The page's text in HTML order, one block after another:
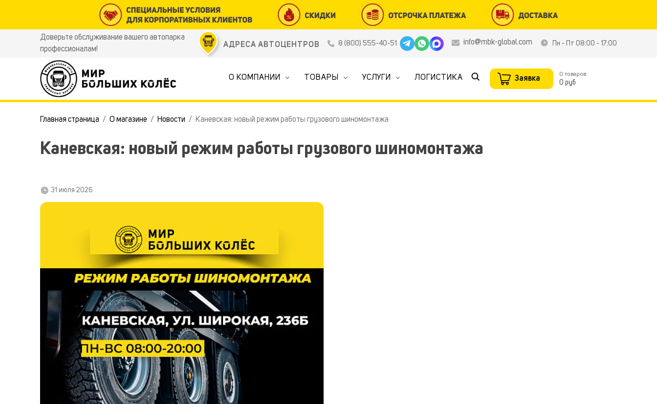
Доверьте обслуживание вашего автопарка
профессионалам!
АДРЕСА АВТОЦЕНТРОВ 8 (800) 555-40-51 info@mbk-global.com Пн - Пт 08:00 - 17:00
О КОМПАНИИ ТОВАРЫ УСЛУГИ ЛОГИСТИКА Заявка
0 товаров
0 руб
Найти
Главная страница О магазине Новости Каневская: новый режим работы грузового шиномонтажа
Каневская: новый режим работы грузового шиномонтажа
31 июля 2026